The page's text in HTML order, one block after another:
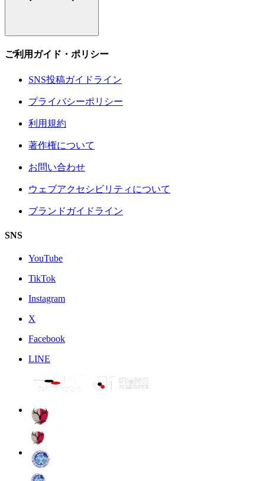
ご利用ガイド・ポリシー
SNS投稿ガイドライン
プライバシーポリシー
利用規約
著作権について
お問い合わせ
ウェブアクセシビリティについて
ブランドガイドライン
SNS
YouTube
TikTok
Instagram
X
Facebook
LINE